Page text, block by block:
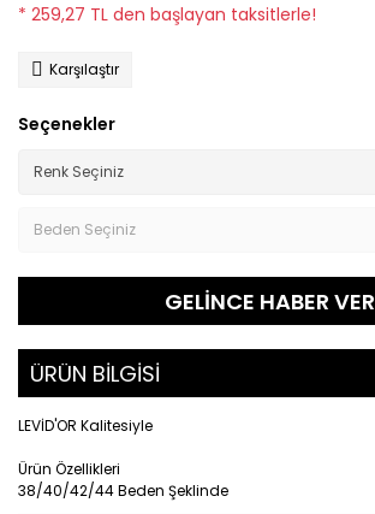
* 259,27 TL den başlayan taksitlerle!
Karşılaştır
Seçenekler
GELİNCE HABER VER
ÜRÜN BİLGİSİ
LEVİD'OR Kalitesiyle
Ürün Özellikleri
38/40/42/44 Beden Şeklinde